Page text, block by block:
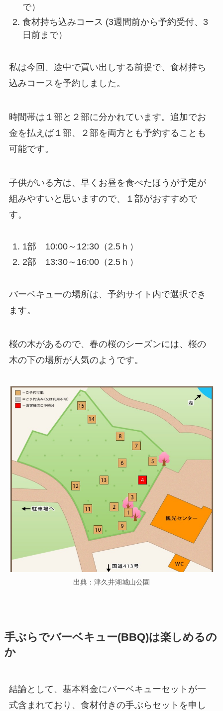
で）
食材持ち込みコース (3週間前から予約受付、3
日前まで）
私は今回、途中で買い出しする前提で、食材持ち
込みコースを予約しました。
時間帯は１部と２部に分かれています。追加でお
金を払えば１部、２部を両方とも予約することも
可能です。
子供がいる方は、早くお昼を食べたほうが予定が
組みやすいと思いますので、１部がおすすめで
す。
1部 10:00～12:30（2.5ｈ）
2部 13:30～16:00（2.5ｈ）
バーベキューの場所は、予約サイト内で選択でき
ます。
桜の木があるので、春の桜のシーズンには、桜の
木の下の場所が人気のようです。
出典：津久井湖城山公園
手ぶらでバーベキュー(BBQ)は楽しめるの
か
結論として、基本料金にバーベキューセットが一
式含まれており、食材付きの手ぶらセットを申し